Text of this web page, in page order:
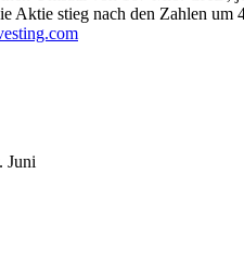
stieg nach den Zahlen
Juni